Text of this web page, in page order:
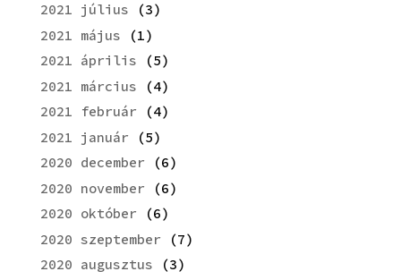
2021 július (3)
2021 május (1)
2021 április (5)
2021 március (4)
2021 február (4)
2021 január (5)
2020 december (6)
2020 november (6)
2020 október (6)
2020 szeptember (7)
2020 augusztus (3)